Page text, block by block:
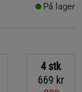
På lager
4 stk
669 kr